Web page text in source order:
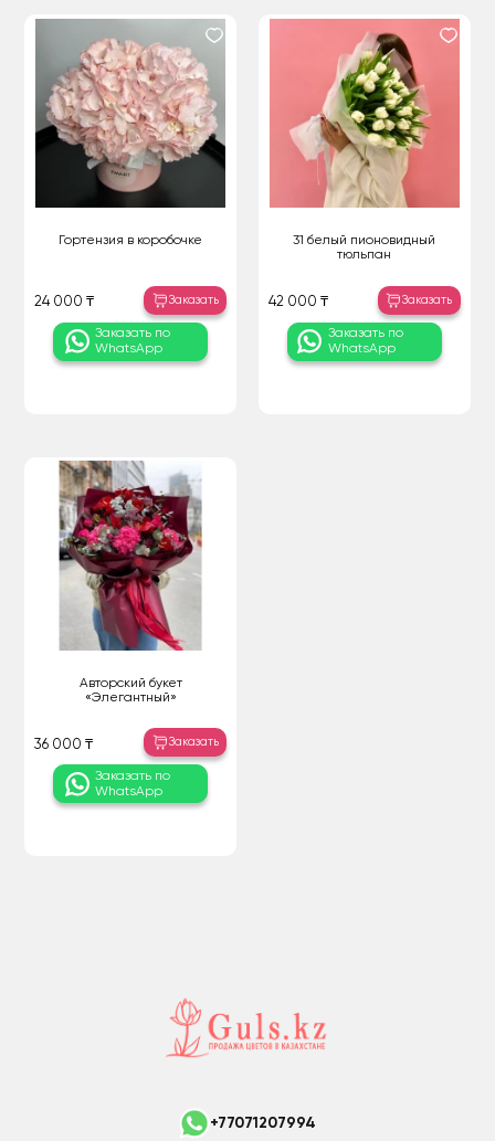
Гортензия в коробочке
24 000 ₸ Заказать
Заказать по
WhatsApp
31 белый пионовидный
тюльпан
42 000 ₸ Заказать
Заказать по
WhatsApp
Авторский букет
«Элегантный»
36 000 ₸ Заказать
Заказать по
WhatsApp
+77071207994